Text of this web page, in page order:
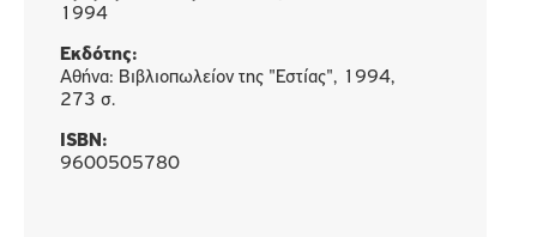
1994
Εκδότης:
Αθήνα: Βιβλιοπωλείον της "Εστίας", 1994,
273 σ.
ISBN:
9600505780